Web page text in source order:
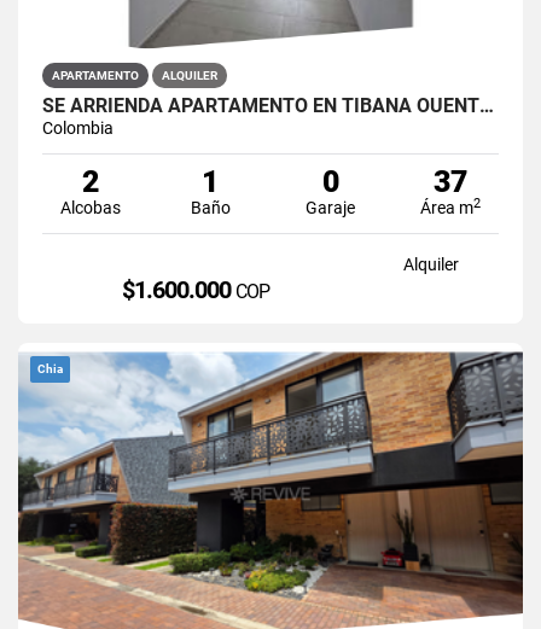
APARTAMENTO ALQUILER
SE ARRIENDA APARTAMENTO EN TIBANA OUENTE ARANDA CONJUNTO OPORTO
Colombia
2
Alcobas
1
Baño
0
Garaje
37
Área m2
Alquiler
$1.600.000 COP
Chia